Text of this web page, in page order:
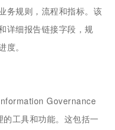
务规则，流程和指标。该
详细报告链接字段，规
。
Governance
工具和功能。这包括一